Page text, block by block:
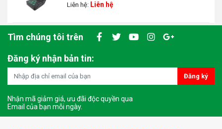
Liên hệ: Liên hệ
Tìm chúng tôi trên
Đăng ký nhận bản tin:
Đăng ký
Nhận mã giảm giá, ưu đãi độc quyền qua
Email của bạn mỗi ngày.